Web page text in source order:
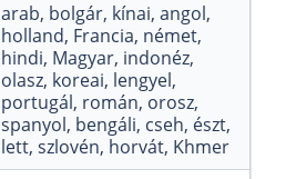
arab, bolgár, kínai, angol,
holland, Francia, német,
hindi, Magyar, indonéz,
olasz, koreai, lengyel,
portugál, román, orosz,
spanyol, bengáli, cseh, észt,
lett, szlovén, horvát, Khmer